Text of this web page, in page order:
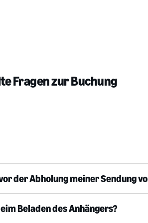
Fragen zur Buchung
der Abholung meiner Sendung
Beladen des Anhängers?